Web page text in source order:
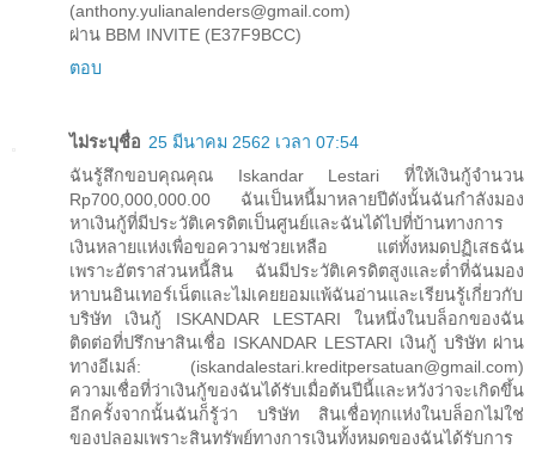
(anthony.yulianalenders@gmail.com)
ผ่าน BBM INVITE (E37F9BCC)
ตอบ
ไม่ระบุชื่อ 25 มีนาคม 2562 เวลา 07:54
ฉันรู้สึกขอบคุณคุณ Iskandar Lestari ที่ให้เงินกู้จำนวน
Rp700,000,000.00 ฉันเป็นหนี้มาหลายปีดังนั้นฉันกำลังมอง
หาเงินกู้ที่มีประวัติเครดิตเป็นศูนย์และฉันได้ไปที่บ้านทางการ
เงินหลายแห่งเพื่อขอความช่วยเหลือ แต่ทั้งหมดปฏิเสธฉัน
เพราะอัตราส่วนหนี้สิน ฉันมีประวัติเครดิตสูงและต่ำที่ฉันมอง
หาบนอินเทอร์เน็ตและไม่เคยยอมแพ้ฉันอ่านและเรียนรู้เกี่ยวกับ
บริษัท เงินกู้ ISKANDAR LESTARI ในหนึ่งในบล็อกของฉัน
ติดต่อที่ปรึกษาสินเชื่อ ISKANDAR LESTARI เงินกู้ บริษัท ผ่าน
ทางอีเมล์: (iskandalestari.kreditpersatuan@gmail.com)
ความเชื่อที่ว่าเงินกู้ของฉันได้รับเมื่อต้นปีนี้และหวังว่าจะเกิดขึ้น
อีกครั้งจากนั้นฉันก็รู้ว่า บริษัท สินเชื่อทุกแห่งในบล็อกไม่ใช่
ของปลอมเพราะสินทรัพย์ทางการเงินทั้งหมดของฉันได้รับการ